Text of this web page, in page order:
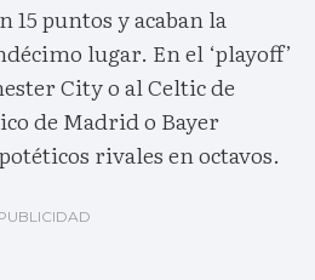
puntos y acaban la
lugar. En el ‘playoff’
City o al Celtic de
de Madrid o Bayer
rivales en octavos.